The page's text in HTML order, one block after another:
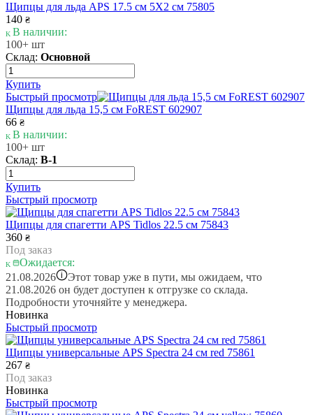
Щипцы для льда APS 17.5 см 5X2 см 75805
140 ₴
В наличии:
100+ шт
Склад: Основной
Купить
Быстрый просмотр
Щипцы для льда 15,5 см FoREST 602907
66 ₴
В наличии:
100+ шт
Склад: В-1
Купить
Быстрый просмотр
Щипцы для спагетти APS Tidlos 22.5 см 75843
360 ₴
Под заказ
Ожидается:
21.08.2026 i
Этот товар уже в пути, мы ожидаем, что
21.08.2026 он будет доступен к отгрузке со склада.
Подробности уточняйте у менеджера.
Новинка
Быстрый просмотр
Щипцы универсальные APS Spectra 24 см red 75861
267 ₴
Под заказ
Новинка
Быстрый просмотр